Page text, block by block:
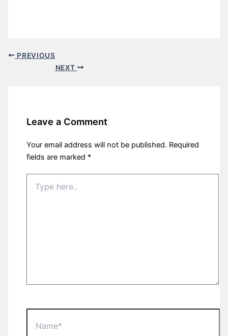
PREVIOUS
NEXT
Leave a Comment
Your email address will not be published. Required
fields are marked *
here..